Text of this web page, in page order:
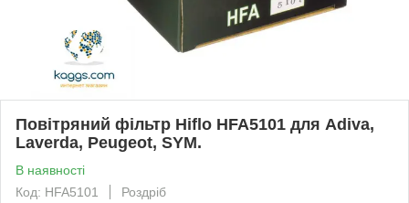
Повітряний фільтр Hiflo HFA5101 для Adiva,
Laverda, Peugeot, SYM.
В наявності
Код: HFA5101
Роздріб